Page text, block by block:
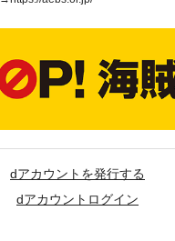
dアカウントを発行する
dアカウントログイン